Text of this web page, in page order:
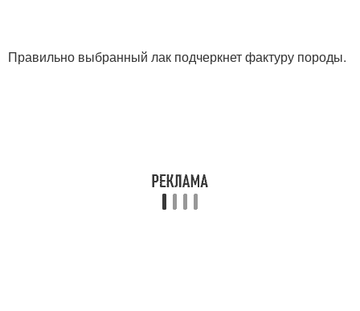
Правильно выбранный лак подчеркнет фактуру породы.